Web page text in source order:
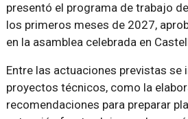
presentó el programa de trabajo
los primeros meses de 2027,
en la asamblea celebrada en
Entre las actuaciones previstas se
proyectos técnicos, como la
recomendaciones para preparar